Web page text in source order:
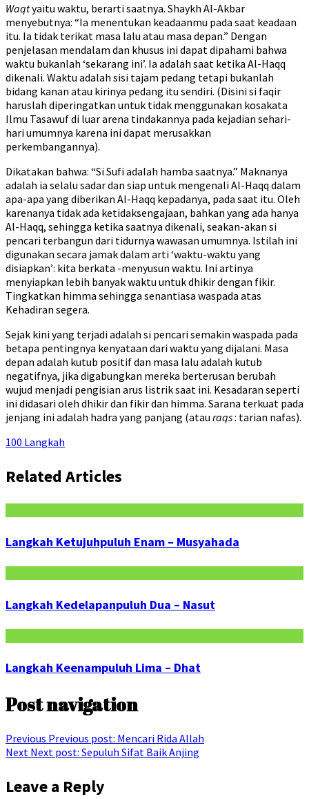
Waqtyaitu waktu, berarti saatnya. Shaykh Al-Akbar
menyebutnya: “Ia menentukan keadaanmu pada saat keadaan
itu. Ia tidak terikat masa lalu atau masa depan.” Dengan
penjelasan mendalam dan khusus ini dapat dipahami bahwa
waktu bukanlah ‘sekarang ini’. Ia adalah saat ketika Al-Haqq
dikenali. Waktu adalah sisi tajam pedang tetapi bukanlah
bidang kanan atau kirinya pedang itu sendiri. (Disini si faqir
haruslah diperingatkan untuk tidak menggunakan kosakata
Ilmu Tasawuf di luar arena tindakannya pada kejadian sehari-
hari umumnya karena ini dapat merusakkan
perkembangannya).
Dikatakan bahwa: “Si Sufi adalah hamba saatnya.” Maknanya
adalah ia selalu sadar dan siap untuk mengenali Al-Haqq dalam
apa-apa yang diberikan Al-Haqq kepadanya, pada saat itu. Oleh
karenanya tidak ada ketidaksengajaan, bahkan yang ada hanya
Al-Haqq, sehingga ketika saatnya dikenali, seakan-akan si
pencari terbangun dari tidurnya wawasan umumnya. Istilah ini
digunakan secara jamak dalam arti ‘waktu-waktu yang
disiapkan’: kita berkata -menyusun waktu. Ini artinya
menyiapkan lebih banyak waktu untuk dhikir dengan fikir.
Tingkatkan himma sehingga senantiasa waspada atas
Kehadiran segera.
Sejak kini yang terjadi adalah si pencari semakin waspada pada
betapa pentingnya kenyataan dari waktu yang dijalani. Masa
depan adalah kutub positif dan masa lalu adalah kutub
negatifnya, jika digabungkan mereka berterusan berubah
wujud menjadi pengisian arus listrik saat ini. Kesadaran seperti
ini didasari oleh dhikir dan fikir dan himma. Sarana terkuat pada
jenjang ini adalah hadra yang panjang (atau raqs: tarian nafas).
100 Langkah
Related Articles
Langkah Ketujuhpuluh Enam – Musyahada
Langkah Kedelapanpuluh Dua – Nasut
Langkah Keenampuluh Lima – Dhat
Post navigation
Previous Previous post: Mencari Rida Allah
Next Next post: Sepuluh Sifat Baik Anjing
Leave a Reply